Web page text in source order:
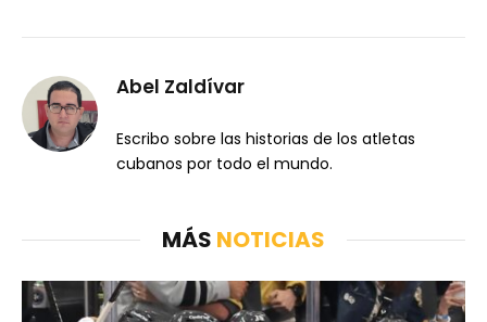
Abel Zaldívar
Escribo sobre las historias de los atletas
cubanos por todo el mundo.
MÁS NOTICIAS